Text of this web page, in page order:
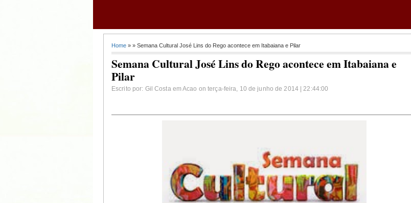
Home » » Semana Cultural José Lins do Rego acontece em Itabaiana e Pilar
Semana Cultural José Lins do Rego acontece em Itabaiana e
Pilar
Escrito por: Gil Costa em Acao on terça-feira, 10 de junho de 2014 | 22:44:00